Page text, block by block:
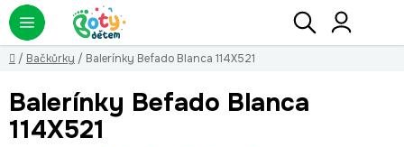
Přejít
na
obsah
Hledat
Domů
/ Bačkůrky / Balerínky Befado Blanca 114X521
Balerínky Befado Blanca
114X521